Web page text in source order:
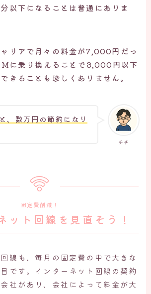
以下になることは普通にありま
リアで月々の料金が7,000円だっ
に乗り換えることで3,000円以下
きることも珍しくありません。
チチ
、数万円の節約になり
固定費削減！
ット回線を見直そう！
線も、毎月の固定費の中で大きな
です。インターネット回線の契約
社があり、会社によって料金が大